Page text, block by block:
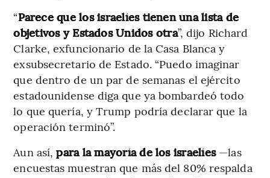
“Parece que los israelíes tienen una lista de
objetivos y Estados Unidos otra”, dijo Richard
Clarke, exfuncionario de la Casa Blanca y
exsubsecretario de Estado. “Puedo imaginar
que dentro de un par de semanas el ejército
estadounidense diga que ya bombardeó todo
lo que quería, y Trump podría declarar que la
operación terminó”.
Aun así, para la mayoría de los israelíes—las
encuestas muestran que más del 80% respalda